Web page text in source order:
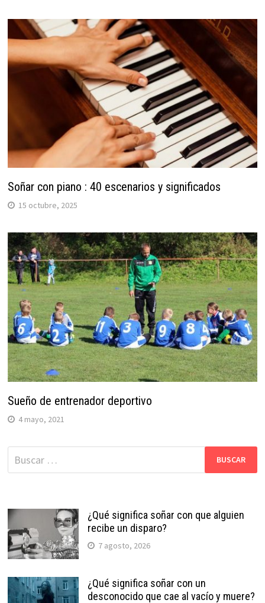
Soñar con piano : 40 escenarios y significados
15 octubre, 2025
Sueño de entrenador deportivo
4 mayo, 2021
Buscar:
¿Qué significa soñar con que alguien
recibe un disparo?
7 agosto, 2026
¿Qué significa soñar con un
desconocido que cae al vacío y muere?